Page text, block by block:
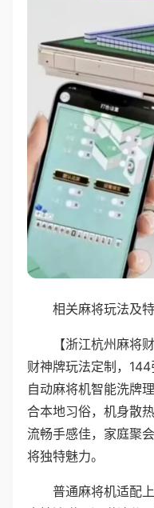
相关麻将玩法及
【浙江杭州麻将
财神牌玩法定制，144
自动麻将机智能洗牌
合本地习俗，机身散
流畅手感佳，家庭聚
将独特魅力。
普通麻将机适配